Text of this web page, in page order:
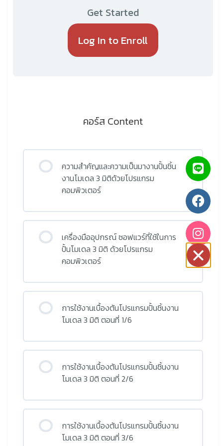
Get Started
Log In to Enroll
คอร์ส Content
ความสำคัญและความเป็นมางานปั้นชิ้น
งานโมเดล 3 มิติด้วยโปรแกรม
คอมพิวเตอร์
เครื่องมืออุปกรณ์ ซอฟแวร์ที่ใช้ในการ
ปั้นโมเดล 3 มิติ ด้วยโปรแกรม
คอมพิวเตอร์
การใช้งานเบื้องต้นโปรแกรมปั้นชิ้นงาน
โมเดล 3 มิติ ตอนที่ 1/6
การใช้งานเบื้องต้นโปรแกรมปั้นชิ้นงาน
โมเดล 3 มิติ ตอนที่ 2/6
การใช้งานเบื้องต้นโปรแกรมปั้นชิ้นงาน
โมเดล 3 มิติ ตอนที่ 3/6